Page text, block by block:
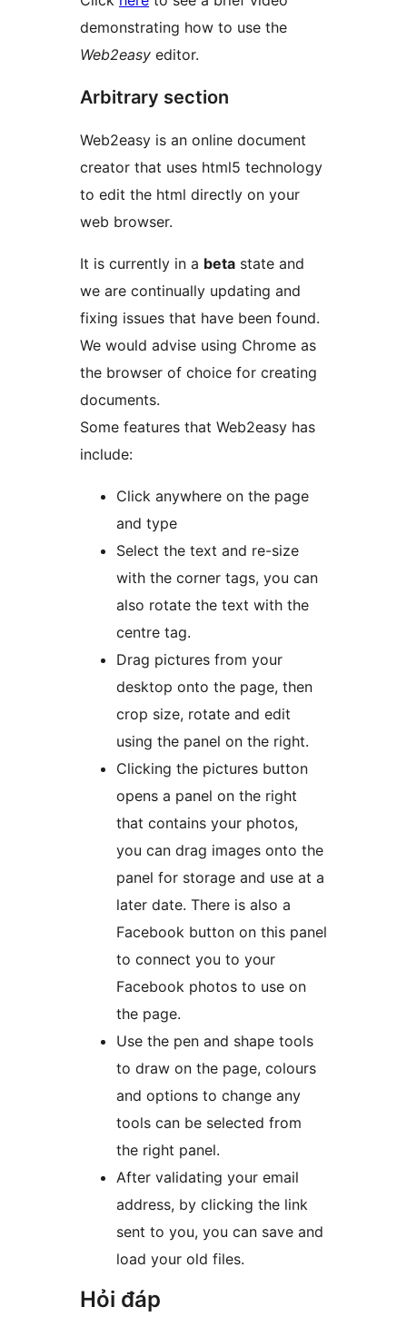
demonstrating how to use the
Web2easy editor.
Arbitrary section
Web2easy is an online document
creator that uses html5 technology
to edit the html directly on your
web browser.
It is currently in a beta state and
we are continually updating and
fixing issues that have been found.
We would advise using Chrome as
the browser of choice for creating
documents.
Some features that Web2easy has
include:
Click anywhere on the page
and type
Select the text and re-size
with the corner tags, you can
also rotate the text with the
centre tag.
Drag pictures from your
desktop onto the page, then
crop size, rotate and edit
using the panel on the right.
Clicking the pictures button
opens a panel on the right
that contains your photos,
you can drag images onto the
panel for storage and use at a
later date. There is also a
Facebook button on this panel
to connect you to your
Facebook photos to use on
the page.
Use the pen and shape tools
to draw on the page, colours
and options to change any
tools can be selected from
the right panel.
After validating your email
address, by clicking the link
sent to you, you can save and
load your old files.
Hỏi đáp